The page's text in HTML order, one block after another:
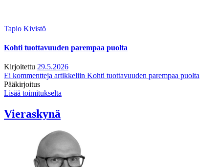
Tapio Kivistö
Kohti tuottavuuden parempaa puolta
Kirjoitettu 29.5.2026
Ei kommentteja artikkeliin Kohti tuottavuuden parempaa puolta
Pääkirjoitus
Lisää toimitukselta
Vieraskynä